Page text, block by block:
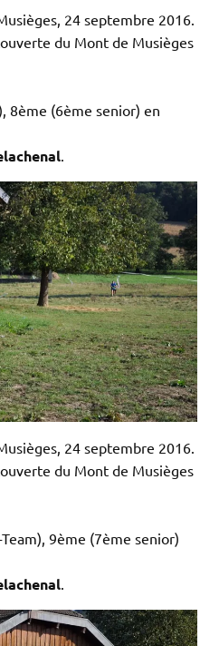
24 septembre 2016.
du Mont de Musièges
8ème (6ème senior) en
.
24 septembre 2016.
du Mont de Musièges
Team), 9ème (7ème senior)
.